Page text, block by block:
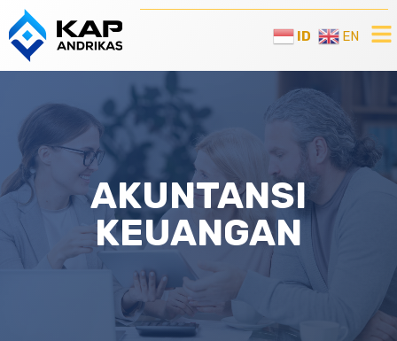
ID EN
AKUNTANSI
KEUANGAN